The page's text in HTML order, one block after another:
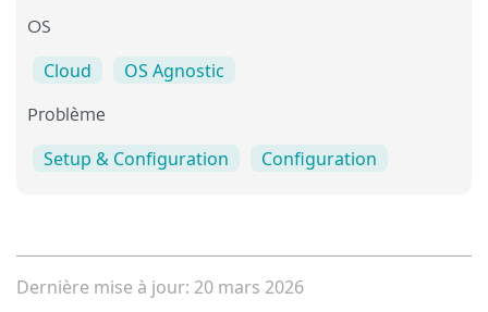
OS
Cloud OS Agnostic
Problème
Setup & Configuration Configuration
Dernière mise à jour: 20 mars 2026